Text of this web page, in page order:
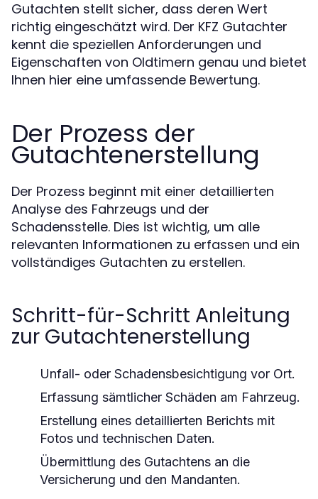
Gutachten stellt sicher, dass deren Wert
richtig eingeschätzt wird. Der KFZ Gutachter
kennt die speziellen Anforderungen und
Eigenschaften von Oldtimern genau und bietet
Ihnen hier eine umfassende Bewertung.
Der Prozess der
Gutachtenerstellung
Der Prozess beginnt mit einer detaillierten
Analyse des Fahrzeugs und der
Schadensstelle. Dies ist wichtig, um alle
relevanten Informationen zu erfassen und ein
vollständiges Gutachten zu erstellen.
Schritt-für-Schritt Anleitung
zur Gutachtenerstellung
Unfall- oder Schadensbesichtigung vor Ort.
Erfassung sämtlicher Schäden am Fahrzeug.
Erstellung eines detaillierten Berichts mit
Fotos und technischen Daten.
Übermittlung des Gutachtens an die
Versicherung und den Mandanten.